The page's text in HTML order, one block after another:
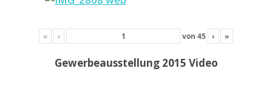
« ‹ von 45 › »
Gewerbeausstellung 2015 Video